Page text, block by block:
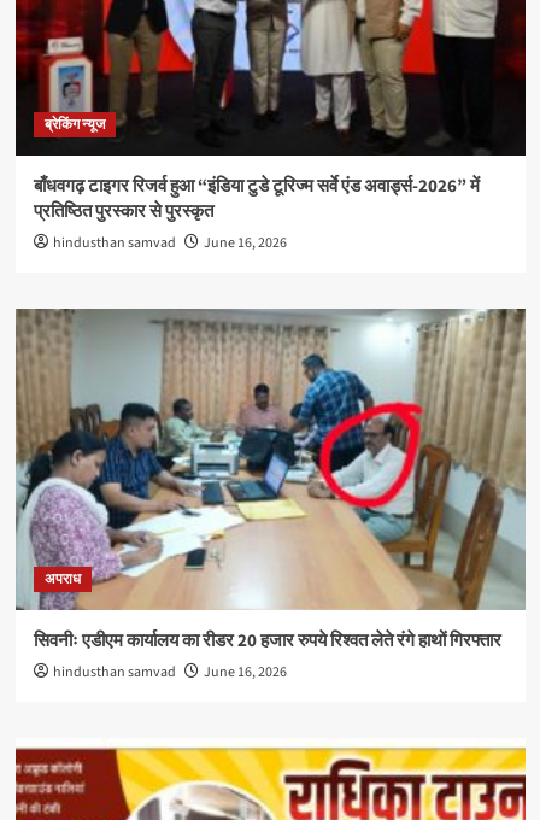
ब्रेकिंग न्यूज
बाँधवगढ़ टाइगर रिजर्व हुआ “इंडिया टुडे टूरिज्म सर्वे एंड अवार्ड्स-2026” में
प्रतिष्ठित पुरस्कार से पुरस्कृत
hindusthan samvad June 16, 2026
अपराध
सिवनीः एडीएम कार्यालय का रीडर 20 हजार रुपये रिश्वत लेते रंगे हाथों गिरफ्तार
hindusthan samvad June 16, 2026